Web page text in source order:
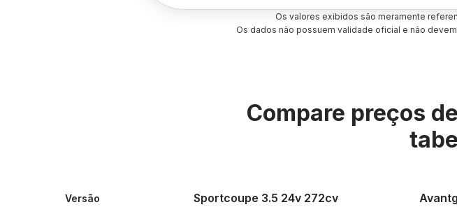
Os valores exibidos são meramente
Os dados não possuem validade oficial e não
Compare preços
Versão Sportcoupe 3.5 24v 272cv